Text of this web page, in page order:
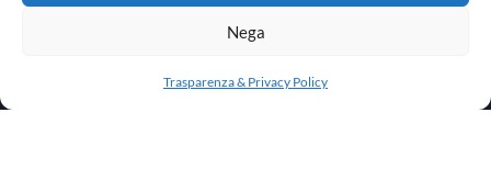
Nega
Trasparenza & Privacy Policy